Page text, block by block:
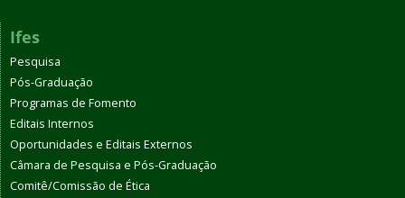
Ifes
Pesquisa
Pós-Graduação
Programas de Fomento
Editais Internos
Oportunidades e Editais Externos
Câmara de Pesquisa e Pós-Graduação
Comitê/Comissão de Ética